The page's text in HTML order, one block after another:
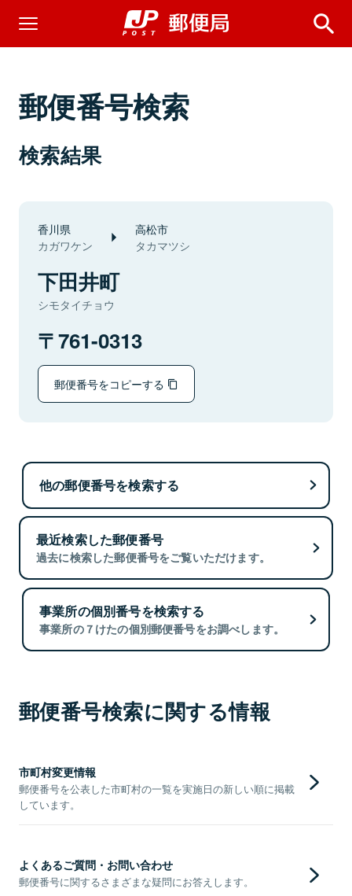
郵便番号検索
検索結果
香川県
カガワケン
高松市
タカマツシ
下田井町
シモタイチョウ
761-0313
郵便番号をコピーする
他の郵便番号を検索する
最近検索した郵便番号
過去に検索した郵便番号をご覧いただけます。
事業所の個別番号を検索する
事業所の７けたの個別郵便番号をお調べします。
郵便番号検索に関する情報
市町村変更情報
郵便番号を公表した市町村の一覧を実施日の新しい順に掲載
しています。
よくあるご質問・お問い合わせ
郵便番号に関するさまざまな疑問にお答えします。